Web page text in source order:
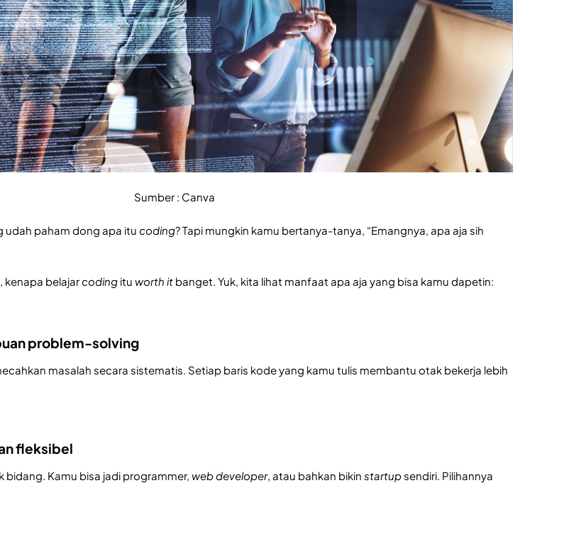
Sumber : Canva
udah paham dong apa itu coding? Tapi mungkin kamu bertanya-tanya, “Emangnya, apa aja sih
kenapa belajarcoding itu worth it banget. Yuk, kita lihat manfaat apa aja yang bisa kamu dapetin:
problem-solving
masalah secara sistematis. Setiap baris kode yang kamu tulis membantu otak bekerja lebih
fleksibel
bidang. Kamu bisa jadi programmer, web developer, atau bahkan bikin startupsendiri. Pilihannya